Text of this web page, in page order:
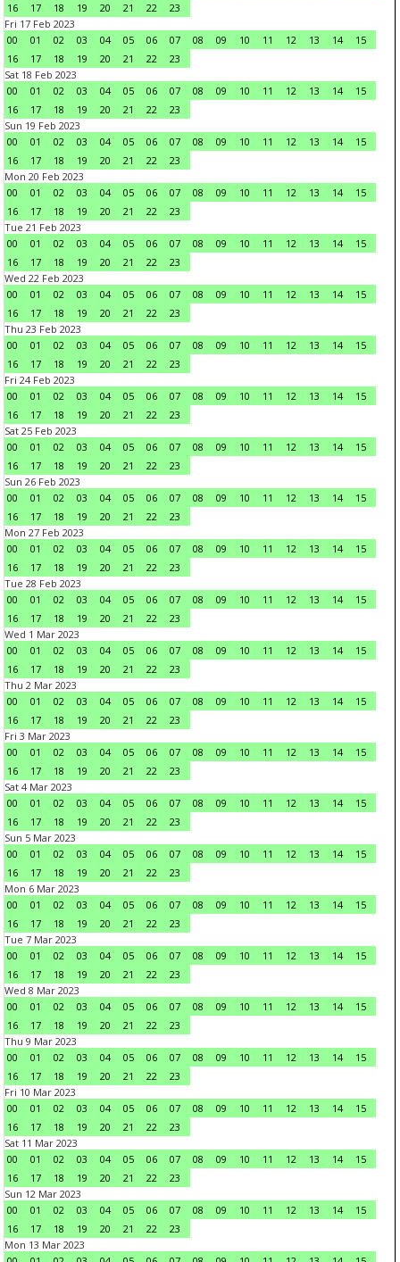
16
17 18 19 20 21 22
23
Fri 17 Feb 2023
00
01 02 03 04 05 06 07 08 09 10 11 12 13 14
15
16
17 18 19 20 21 22
23
Sat 18 Feb 2023
00
01 02 03 04 05 06 07 08 09 10 11 12 13 14
15
16
17 18 19 20 21 22
23
Sun 19 Feb 2023
00
01 02 03 04 05 06 07 08 09 10 11 12 13 14
15
16
17 18 19 20 21 22
23
Mon 20 Feb 2023
00
01 02 03 04 05 06 07 08 09 10 11 12 13 14
15
16
17 18 19 20 21 22
23
Tue 21 Feb 2023
00
01 02 03 04 05 06 07 08 09 10 11 12 13 14
15
16
17 18 19 20 21 22
23
Wed 22 Feb 2023
00
01 02 03 04 05 06 07 08 09 10 11 12 13 14
15
16
17 18 19 20 21 22
23
Thu 23 Feb 2023
00
01 02 03 04 05 06 07 08 09 10 11 12 13 14
15
16
17 18 19 20 21 22
23
Fri 24 Feb 2023
00
01 02 03 04 05 06 07 08 09 10 11 12 13 14
15
16
17 18 19 20 21 22
23
Sat 25 Feb 2023
00
01 02 03 04 05 06 07 08 09 10 11 12 13 14
15
16
17 18 19 20 21 22
23
Sun 26 Feb 2023
00
01 02 03 04 05 06 07 08 09 10 11 12 13 14
15
16
17 18 19 20 21 22
23
Mon 27 Feb 2023
00
01 02 03 04 05 06 07 08 09 10 11 12 13 14
15
16
17 18 19 20 21 22
23
Tue 28 Feb 2023
00
01 02 03 04 05 06 07 08 09 10 11 12 13 14
15
16
17 18 19 20 21 22
23
Wed 1 Mar 2023
00
01 02 03 04 05 06 07 08 09 10 11 12 13 14
15
16
17 18 19 20 21 22
23
Thu 2 Mar 2023
00
01 02 03 04 05 06 07 08 09 10 11 12 13 14
15
16
17 18 19 20 21 22
23
Fri 3 Mar 2023
00
01 02 03 04 05 06 07 08 09 10 11 12 13 14
15
16
17 18 19 20 21 22
23
Sat 4 Mar 2023
00
01 02 03 04 05 06 07 08 09 10 11 12 13 14
15
16
17 18 19 20 21 22
23
Sun 5 Mar 2023
00
01 02 03 04 05 06 07 08 09 10 11 12 13 14
15
16
17 18 19 20 21 22
23
Mon 6 Mar 2023
00
01 02 03 04 05 06 07 08 09 10 11 12 13 14
15
16
17 18 19 20 21 22
23
Tue 7 Mar 2023
00
01 02 03 04 05 06 07 08 09 10 11 12 13 14
15
16
17 18 19 20 21 22
23
Wed 8 Mar 2023
00
01 02 03 04 05 06 07 08 09 10 11 12 13 14
15
16
17 18 19 20 21 22
23
Thu 9 Mar 2023
00
01 02 03 04 05 06 07 08 09 10 11 12 13 14
15
16
17 18 19 20 21 22
23
Fri 10 Mar 2023
00
01 02 03 04 05 06 07 08 09 10 11 12 13 14
15
16
17 18 19 20 21 22
23
Sat 11 Mar 2023
00
01 02 03 04 05 06 07 08 09 10 11 12 13 14
15
16
17 18 19 20 21 22
23
Sun 12 Mar 2023
00
01 02 03 04 05 06 07 08 09 10 11 12 13 14
15
16
17 18 19 20 21 22
23
Mon 13 Mar 2023